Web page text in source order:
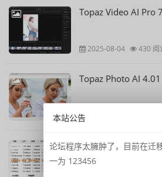
Topaz Video AI Pro
2025-08-04 430 阅
Topaz Photo AI
琳晨CF2.0私服/单
助【私服通用版】
本站公告
论坛程序太臃肿了，目前在迁
一为 123456